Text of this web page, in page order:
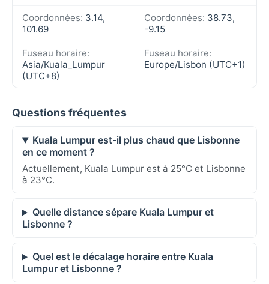
Coordonnées: 3.14,
101.69
Coordonnées: 38.73,
-9.15
Fuseau horaire:
Asia/Kuala_Lumpur
(UTC+8)
Fuseau horaire:
Europe/Lisbon (UTC+1)
Questions fréquentes
Kuala Lumpur est-il plus chaud que Lisbonne
en ce moment ?
Actuellement, Kuala Lumpur est à 25°C et Lisbonne
à 23°C.
Quelle distance sépare Kuala Lumpur et
Lisbonne ?
Quel est le décalage horaire entre Kuala
Lumpur et Lisbonne ?